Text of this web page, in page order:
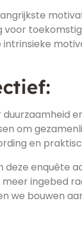
om
en
enquête
ingebed
we bouwen